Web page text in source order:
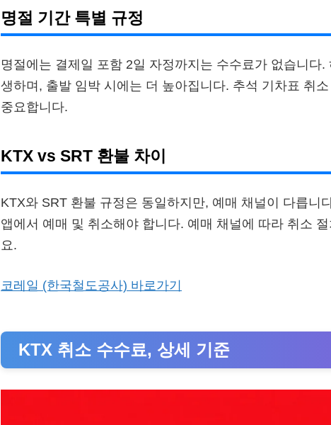
명절 기간 특별 규정
명절에는 결제일 포함 2일 자정까지는 수수료가 없습니다
생하며, 출발 임박 시에는 더 높아집니다. 추석 기차표 취
중요합니다.
KTX vs SRT 환불 차이
KTX와 SRT 환불 규정은 동일하지만, 예매 채널이 다릅니
앱에서 예매 및 취소해야 합니다. 예매 채널에 따라 취소
요.
코레일 (한국철도공사) 바로가기
KTX 취소 수수료, 상세 기준